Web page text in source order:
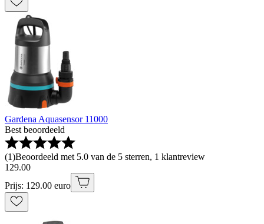
Gardena Aquasensor 11000
Best beoordeeld
(1)Beoordeeld met 5.0 van de 5 sterren, 1 klantreview
129.00
Prijs: 129.00 euro